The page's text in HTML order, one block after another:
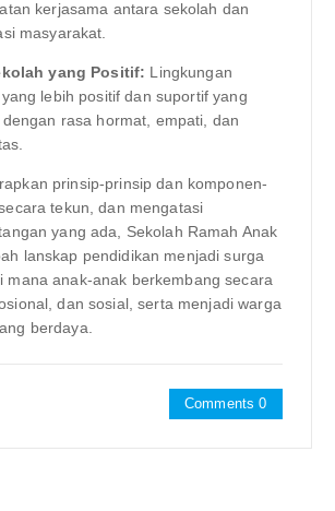
kerjasama antara sekolah dan
masyarakat.
yang Positif: Lingkungan
lebih positif dan suportif yang
rasa hormat, empati, dan
prinsip-prinsip dan komponen-
tekun, dan mengatasi
yang ada, Sekolah Ramah Anak
lanskap pendidikan menjadi surga
mana anak-anak berkembang secara
dan sosial, serta menjadi warga
berdaya.
Comments 0